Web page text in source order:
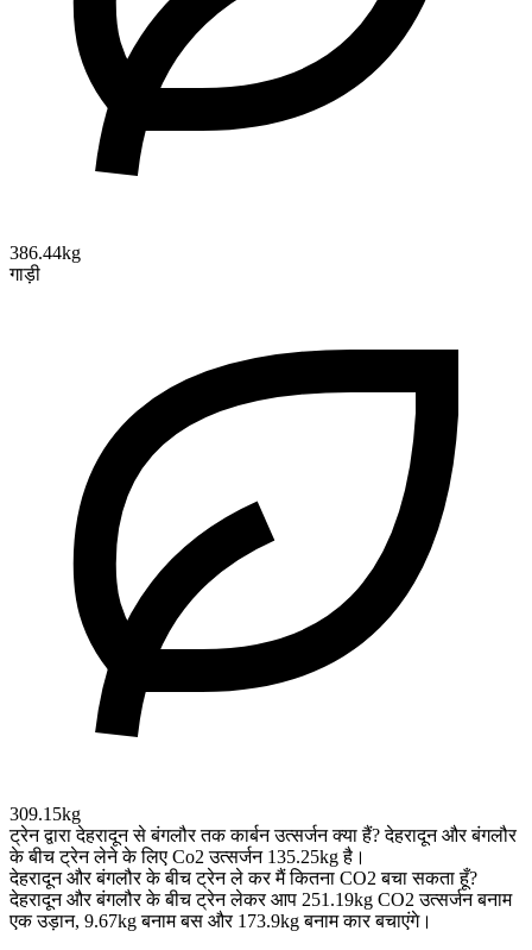
386.44kg
गाड़ी
309.15kg
ट्रेन द्वारा देहरादून से बंगलौर तक कार्बन उत्सर्जन क्या हैं? देहरादून और बंगलौर
के बीच ट्रेन लेने के लिए Co2 उत्सर्जन 135.25kg है।
देहरादून और बंगलौर के बीच ट्रेन ले कर मैं कितना CO2 बचा सकता हूँ?
देहरादून और बंगलौर के बीच ट्रेन लेकर आप 251.19kg CO2 उत्सर्जन बनाम
एक उड़ान, 9.67kg बनाम बस और 173.9kg बनाम कार बचाएंगे।